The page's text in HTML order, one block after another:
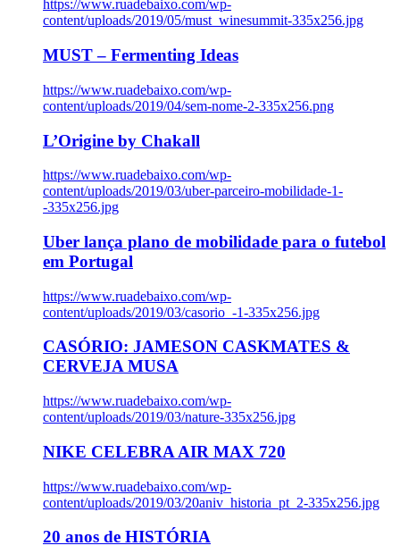
https://www.ruadebaixo.com/wp-
content/uploads/2019/05/must_winesummit-335x256.jpg
MUST – Fermenting Ideas
https://www.ruadebaixo.com/wp-
content/uploads/2019/04/sem-nome-2-335x256.png
L’Origine by Chakall
https://www.ruadebaixo.com/wp-
content/uploads/2019/03/uber-parceiro-mobilidade-1-
-335x256.jpg
Uber lança plano de mobilidade para o futebol
em Portugal
https://www.ruadebaixo.com/wp-
content/uploads/2019/03/casorio_-1-335x256.jpg
CASÓRIO: JAMESON CASKMATES &
CERVEJA MUSA
https://www.ruadebaixo.com/wp-
content/uploads/2019/03/nature-335x256.jpg
NIKE CELEBRA AIR MAX 720
https://www.ruadebaixo.com/wp-
content/uploads/2019/03/20aniv_historia_pt_2-335x256.jpg
20 anos de HISTÓRIA